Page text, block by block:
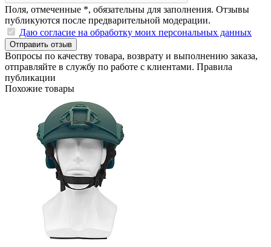
Поля, отмеченные *, обязательны для заполнения. Отзывы
публикуются после предварительной модерации.
Даю согласие на обработку моих персональных данных
Отправить отзыв
Вопросы по качеству товара, возврату и выполнению заказа,
отправляйте в службу по работе с клиентами. Правила
публикации
Похожие товары